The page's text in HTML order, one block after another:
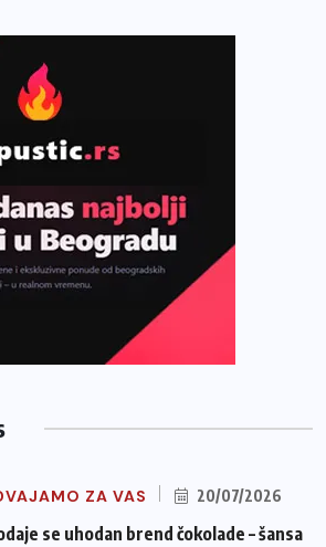
ZA VAS 20/07/2026
se uhodan brend čokolade – šansa